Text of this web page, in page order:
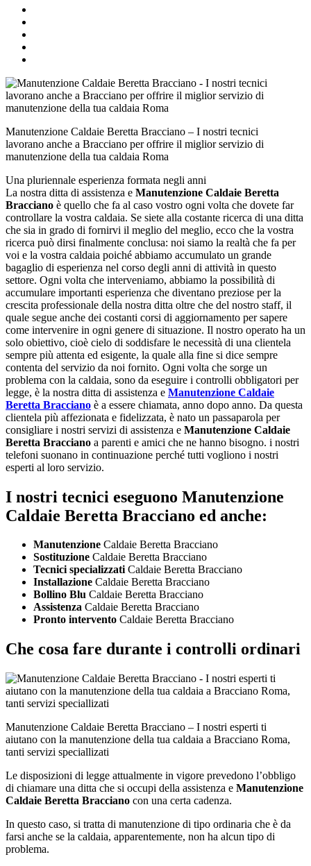
Manutenzione Caldaie Beretta Bracciano – I nostri tecnici
lavorano anche a Bracciano per offrire il miglior servizio di
manutenzione della tua caldaia Roma
Una pluriennale esperienza formata negli anni
La nostra ditta di assistenza e Manutenzione Caldaie Beretta
Bracciano è quello che fa al caso vostro ogni volta che dovete far
controllare la vostra caldaia. Se siete alla costante ricerca di una ditta
che sia in grado di fornirvi il meglio del meglio, ecco che la vostra
ricerca può dirsi finalmente conclusa: noi siamo la realtà che fa per
voi e la vostra caldaia poiché abbiamo accumulato un grande
bagaglio di esperienza nel corso degli anni di attività in questo
settore. Ogni volta che interveniamo, abbiamo la possibilità di
accumulare importanti esperienza che diventano preziose per la
crescita professionale della nostra ditta oltre che del nostro staff, il
quale segue anche dei costanti corsi di aggiornamento per sapere
come intervenire in ogni genere di situazione. Il nostro operato ha un
solo obiettivo, cioè cielo di soddisfare le necessità di una clientela
sempre più attenta ed esigente, la quale alla fine si dice sempre
contenta del servizio da noi fornito. Ogni volta che sorge un
problema con la caldaia, sono da eseguire i controlli obbligatori per
legge, è la nostra ditta di assistenza e Manutenzione Caldaie
Beretta Bracciano è a essere chiamata, anno dopo anno. Da questa
clientela più affezionata e fidelizzata, è nato un passaparola per
consigliare i nostri servizi di assistenza e Manutenzione Caldaie
Beretta Bracciano a parenti e amici che ne hanno bisogno. i nostri
telefoni suonano in continuazione perché tutti vogliono i nostri
esperti al loro servizio.
I nostri tecnici eseguono Manutenzione
Caldaie Beretta Bracciano ed anche:
Manutenzione Caldaie Beretta Bracciano
Sostituzione Caldaie Beretta Bracciano
Tecnici specializzatiCaldaie Beretta Bracciano
Installazione Caldaie Beretta Bracciano
Bollino Blu Caldaie Beretta Bracciano
Assistenza Caldaie Beretta Bracciano
Pronto intervento Caldaie Beretta Bracciano
Che cosa fare durante i controlli ordinari
Manutenzione Caldaie Beretta Bracciano – I nostri esperti ti
aiutano con la manutenzione della tua caldaia a Bracciano Roma,
tanti servizi speciallizati
Le disposizioni di legge attualmente in vigore prevedono l’obbligo
di chiamare una ditta che si occupi della assistenza e Manutenzione
Caldaie Beretta Bracciano con una certa cadenza.
In questo caso, si tratta di manutenzione di tipo ordinaria che è da
farsi anche se la caldaia, apparentemente, non ha alcun tipo di
problema.